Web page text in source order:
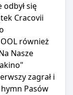
się
Cracovii
również
Nasze
zagrał i
Pasów